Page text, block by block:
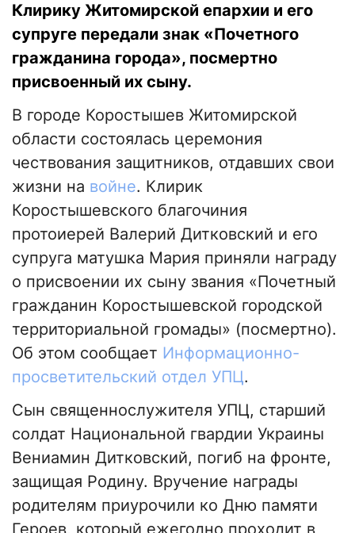
Клирику Житомирской епархии и его
супруге передали знак «Почетного
гражданина города», посмертно
присвоенный их сыну.
В городе Коростышев Житомирской
области состоялась церемония
чествования защитников, отдавших свои
жизни на войне. Клирик
Коростышевского благочиния
протоиерей Валерий Дитковский и его
супруга матушка Мария приняли награду
о присвоении их сыну звания «Почетный
гражданин Коростышевской городской
территориальной громады» (посмертно).
Об этом сообщает Информационно-
просветительский отдел УПЦ.
Сын священнослужителя УПЦ, старший
солдат Национальной гвардии Украины
Вениамин Дитковский, погиб на фронте,
защищая Родину. Вручение награды
родителям приурочили ко Дню памяти